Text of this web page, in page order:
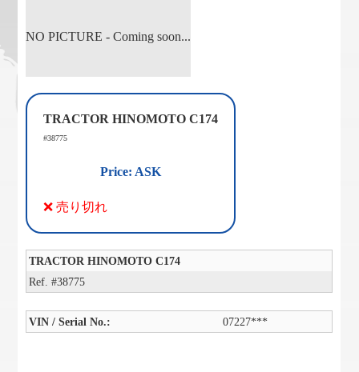
NO PICTURE - Coming soon...
TRACTOR HINOMOTO C174
#38775
Price: ASK
❌ 売り切れ
TRACTOR HINOMOTO C174
Ref. #38775
VIN / Serial No.: 07227***